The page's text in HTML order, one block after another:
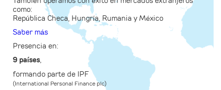
como:
República Checa, Hungría, Rumania y México
Saber más
Presencia en:
9 países,
formando parte de IPF
(International Personal Finance plc)